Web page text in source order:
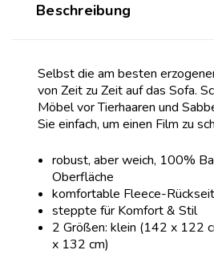
Beschreibung
Selbst die am besten
von Zeit zu Zeit auf das Sofa.
Möbel vor Tierhaaren und
Sie einfach, um einen Film zu
robust, aber weich, 100%
Oberfläche
komfortable Fleece-
steppte für Komfort & Stil
2 Größen: klein (142 x 122
x 132 cm)